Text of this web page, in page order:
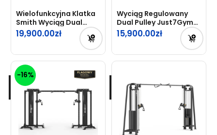
Wielofunkcyjna Klatka
Smith Wyciąg Dual
Pulley Just7Gym
Professional
19,900.00
Wyciąg Regulowany
Dual Pulley Just7Gym
Professional
15,900.00
-16%